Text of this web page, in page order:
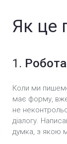
Як це
1.
Коли ми
має форму,
не
діалогу.
думка, з якою